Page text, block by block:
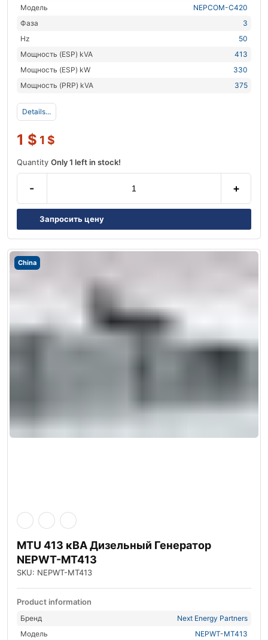
Модель
NEPCOM-C420
Фаза
3
Hz
50
Мощность (ESP) kVA
413
Мощность (ESP) kW
330
Мощность (PRP) kVA
375
Details...
1 $ 1 $
Quantity Only 1 left in stock!
- +
Запросить цену
China
MTU 413 кВА Дизельный Генератор
NEPWT-MT413
SKU: NEPWT-MT413
Product information
Бренд
Next Energy Partners
Модель
NEPWT-MT413